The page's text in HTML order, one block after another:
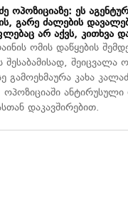
ოპოზიციაზე: ეს
გარე ძალების
არ აქვს, კითხვა
ომის დაწყების
შეიცვალა
გამოეხმაურა კახა
ოპოზიციაში
დაკავშირებით.